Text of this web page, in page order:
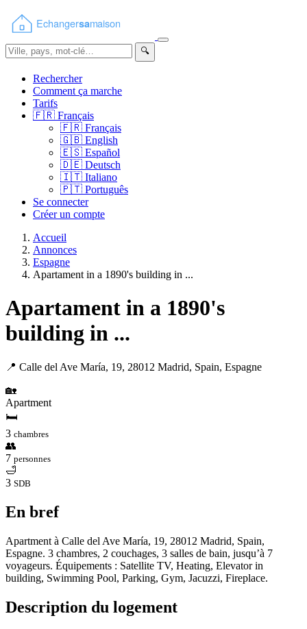
🔍
Rechercher
Comment ça marche
Tarifs
🇫🇷 Français
🇫🇷 Français
🇬🇧 English
🇪🇸 Español
🇩🇪 Deutsch
🇮🇹 Italiano
🇵🇹 Português
Se connecter
Créer un compte
Accueil
Annonces
Espagne
Apartament in a 1890's building in ...
Apartament in a 1890's
building in ...
📍 Calle del Ave María, 19, 28012 Madrid, Spain, Espagne
🏡
Apartment
🛏
3 chambres
👥
7 personnes
🛁
3 SDB
En bref
Apartment à Calle del Ave María, 19, 28012 Madrid, Spain,
Espagne. 3 chambres, 2 couchages, 3 salles de bain, jusqu’à 7
voyageurs. Équipements : Satellite TV, Heating, Elevator in
building, Swimming Pool, Parking, Gym, Jacuzzi, Fireplace.
Description du logement